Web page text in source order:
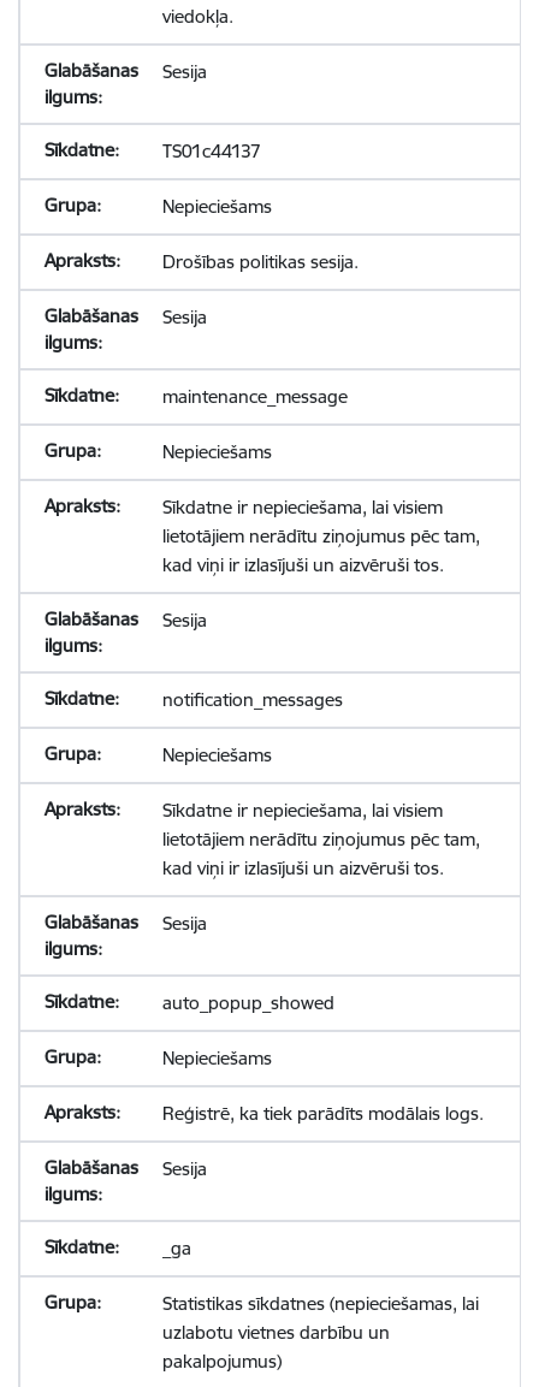
viedokļa.
Sesija
TS01c44137
Nepieciešams
Drošības politikas sesija.
Sesija
maintenance_message
Nepieciešams
Sīkdatne ir nepieciešama, lai visiem
lietotājiem nerādītu ziņojumus pēc tam,
kad viņi ir izlasījuši un aizvēruši tos.
Sesija
notification_messages
Nepieciešams
Sīkdatne ir nepieciešama, lai visiem
lietotājiem nerādītu ziņojumus pēc tam,
kad viņi ir izlasījuši un aizvēruši tos.
Sesija
auto_popup_showed
Nepieciešams
Reģistrē, ka tiek parādīts modālais logs.
Sesija
_ga
Statistikas sīkdatnes (nepieciešamas, lai
uzlabotu vietnes darbību un
pakalpojumus)